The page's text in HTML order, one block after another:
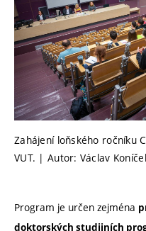
Zahájení loňského ročníku
VUT. | Autor: Václav
Program je určen zejména
doktorských studijních